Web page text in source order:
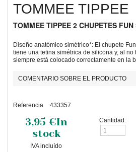
TOMMEE TIPPEE
TOMMEE TIPPEE 2 CHUPETES
Diseño anatómico simétrico*: El chupete
tiene una tetina simétrica de silicona y, al
siempre está colocado correctamente en la
COMENTARIO SOBRE EL PRODUCTO
Referencia 433357
3,95 €In
stock
IVA incluído
Cantidad: